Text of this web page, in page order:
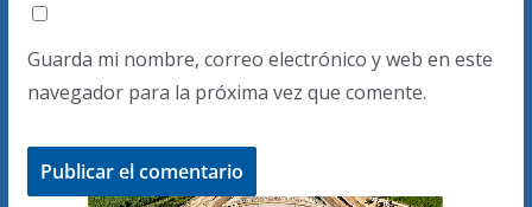
Guarda mi nombre, correo electrónico y web en este
navegador para la próxima vez que comente.